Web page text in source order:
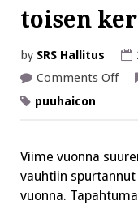
toisen
by SRS Hallitus
Comments Offon
puuhaicon
Viime vuonna
vauhtiin
vuonna.